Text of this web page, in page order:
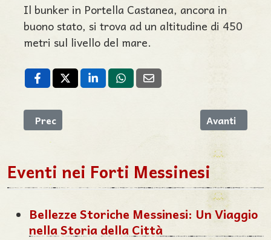
Il bunker in Portella Castanea, ancora in
buono stato, si trova ad un altitudine di 450
metri sul livello del mare.
Articolo precedente: Trivio
Prec Articolo
Avanti
Eventi nei Forti Messinesi
Bellezze Storiche Messinesi: Un Viaggio
nella Storia della Città